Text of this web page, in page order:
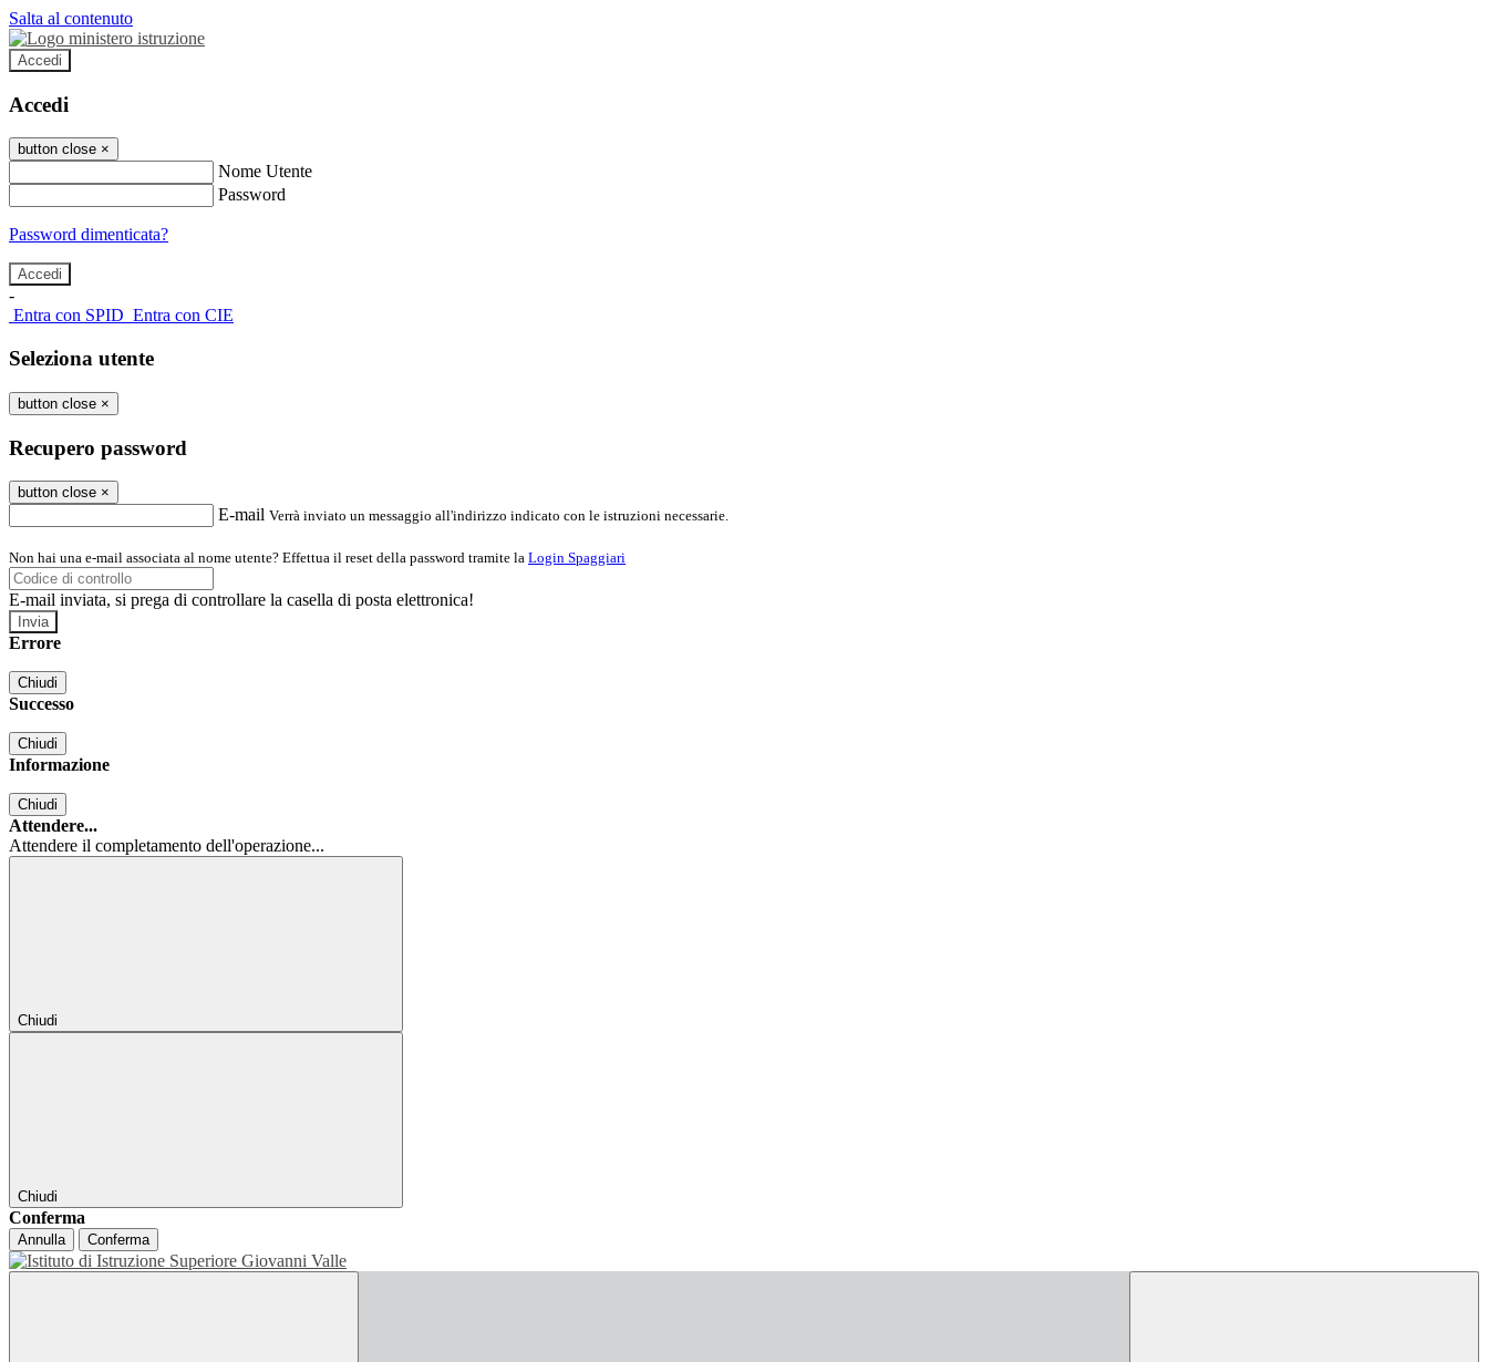
Salta al contenuto
Accedi
Accedi
button close ×
Nome Utente
Password
Password dimenticata?
-
Entra con SPID Entra con CIE
Seleziona utente
button close ×
Recupero password
button close ×
E-mail Verrà inviato un messaggio all'indirizzo indicato con le istruzioni necessarie.
Non hai una e-mail associata al nome utente? Effettua il reset della password tramite la Login Spaggiari
E-mail inviata, si prega di controllare la casella di posta elettronica!
Errore
Chiudi
Successo
Chiudi
Informazione
Chiudi
Attendere...
Attendere il completamento dell'operazione...
Chiudi
Chiudi
Conferma
Annulla Conferma